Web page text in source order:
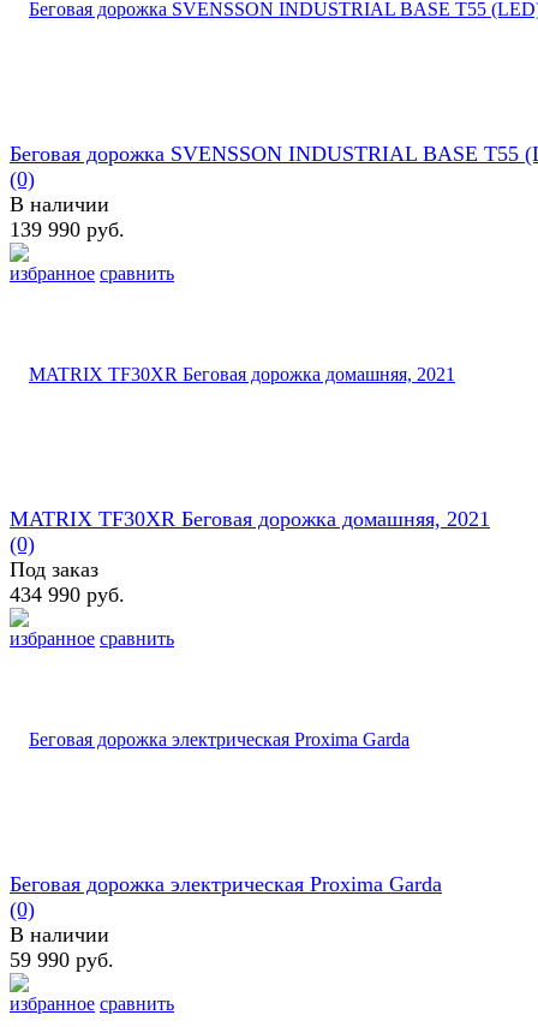
избранное сравнить
Беговая дорожка SVENSSON INDUSTRIAL BASE T55
(0)
В наличии
139 990 руб.
избранное сравнить
MATRIX TF30XR Беговая дорожка домашняя, 2021
(0)
Под заказ
434 990 руб.
избранное сравнить
Беговая дорожка электрическая Proxima Garda
(0)
В наличии
59 990 руб.